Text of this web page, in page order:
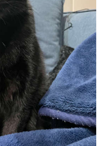
pecocats
ねこ部をフォロー
ンロードする